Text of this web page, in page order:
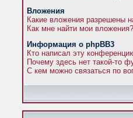
Вложения
Какие вложения разрешены
Как мне найти мои вложения?
Информация о phpBB3
Кто написал эту
Почему здесь нет такой-то
С кем можно связаться по